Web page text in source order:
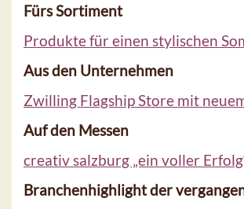
Fürs Sortiment
Produkte für einen stylischen
Aus den Unternehmen
Zwilling Flagship Store mit
Auf den Messen
creativ salzburg „ein voller
Branchenhighlight der